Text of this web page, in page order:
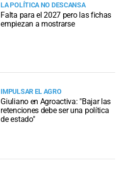
LA POLÍTICA NO DESCANSA
Falta para el 2027 pero las fichas
empiezan a mostrarse
IMPULSAR EL AGRO
Giuliano en Agroactiva: "Bajar las
retenciones debe ser una política
de estado"